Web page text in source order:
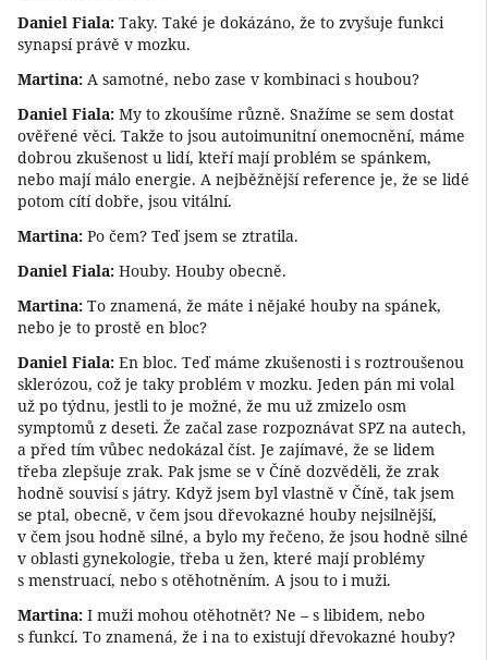
Daniel Fiala: Taky. Také je dokázáno, že to zvyšuje funkci
synapsí právě v mozku.
Martina: A samotné, nebo zase v kombinaci s houbou?
Daniel Fiala: My to zkoušíme různě. Snažíme se sem dostat
ověřené věci. Takže to jsou autoimunitní onemocnění, máme
dobrou zkušenost u lidí, kteří mají problém se spánkem,
nebo mají málo energie. A nejběžnější reference je, že se lidé
potom cítí dobře, jsou vitální.
Martina: Po čem? Teď jsem se ztratila.
Daniel Fiala: Houby. Houby obecně.
Martina: To znamená, že máte i nějaké houby na spánek,
nebo je to prostě en bloc?
Daniel Fiala: En bloc. Teď máme zkušenosti i s roztroušenou
sklerózou, což je taky problém v mozku. Jeden pán mi volal
už po týdnu, jestli to je možné, že mu už zmizelo osm
symptomů z deseti. Že začal zase rozpoznávat SPZ na autech,
a před tím vůbec nedokázal číst. Je zajímavé, že se lidem
třeba zlepšuje zrak. Pak jsme se v Číně dozvěděli, že zrak
hodně souvisí s játry. Když jsem byl vlastně v Číně, tak jsem
se ptal, obecně, v čem jsou dřevokazné houby nejsilnější,
v čem jsou hodně silné, a bylo my řečeno, že jsou hodně silné
v oblasti gynekologie, třeba u žen, které mají problémy
s menstruací, nebo s otěhotněním. A jsou to i muži.
Martina: I muži mohou otěhotnět? Ne – s libidem, nebo
s funkcí. To znamená, že i na to existují dřevokazné houby?